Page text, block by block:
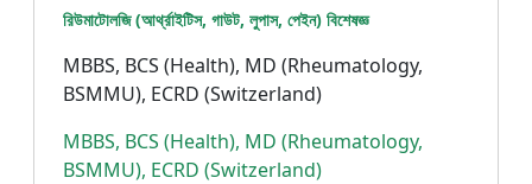
রিউমাটোলজি (আর্থ্রাইটিস, গাউট, লুপাস, পেইন) বিশেষজ্ঞ
MBBS, BCS (Health), MD (Rheumatology,
BSMMU), ECRD (Switzerland)
MBBS, BCS (Health), MD (Rheumatology,
BSMMU), ECRD (Switzerland)